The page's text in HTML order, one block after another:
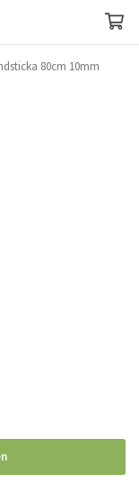
80cm 10mm